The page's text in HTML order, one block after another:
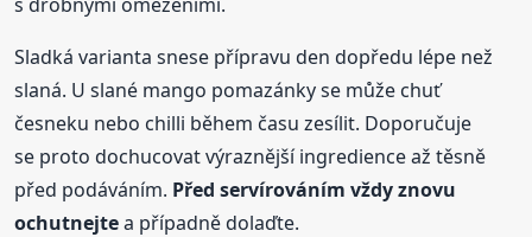
Sladká varianta snese přípravu den dopředu lépe než
slaná. U slané mango pomazánky se může chuť
česneku nebo chilli během času zesílit. Doporučuje
se proto dochucovat výraznější ingredience až těsně
před podáváním. Před servírováním vždy znovu
ochutnejtea případně dolaďte.